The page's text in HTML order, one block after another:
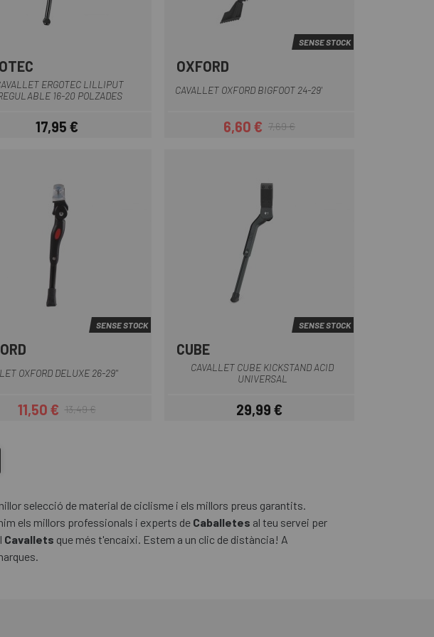
ERGOTEC LILLIPUT
16-20 POLZADES
Preu
17,95 €
SENSE STOCK
OXFORD
CAVALLET OXFORD BIGFOOT 24-29'
Preu
6,60 €Preu regular
7,69 €
SENSE STOCK
OXFORD DELUXE 26-29''
Preu
11,50 €Preu regular
13,49 €
SENSE STOCK
CUBE
CAVALLET CUBE KICKSTAND ACID
UNIVERSAL
Preu
29,99 €
selecció de material de ciclisme i els millors preus garantits.
els millors professionals i experts de Caballetes al teu servei per
Cavallets que més t'encaixi. Estem a un clic de distància! A